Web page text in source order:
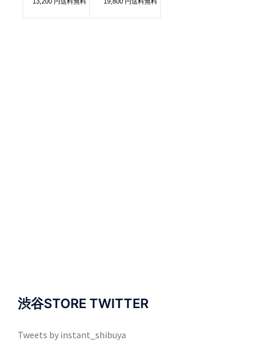
渋谷STORE TWITTER
Tweets by instant_shibuya